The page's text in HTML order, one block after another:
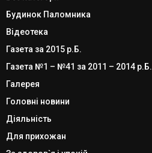
Будинок Паломника
Відеотека
Газета за 2015 р.Б.
Газета №1 – №41 за 2011 – 2014 р.Б.
Галерея
Головні новини
Діяльність
Для прихожан